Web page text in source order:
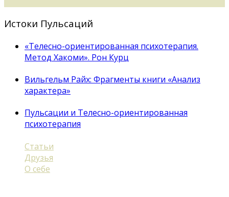
Истоки Пульсаций
«Телесно-ориентированная психотерапия.
Метод Хакоми». Рон Курц
Вильгельм Райх: Фрагменты книги «Анализ
характера»
Пульсации и Телесно-ориентированная
психотерапия
Статьи
Друзья
О себе